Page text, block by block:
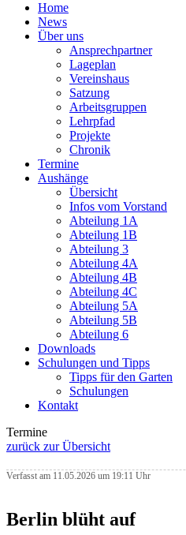
Home
News
Über uns
Ansprechpartner
Lageplan
Vereinshaus
Satzung
Arbeitsgruppen
Lehrpfad
Projekte
Chronik
Termine
Aushänge
Übersicht
Infos vom Vorstand
Abteilung 1A
Abteilung 1B
Abteilung 3
Abteilung 4A
Abteilung 4B
Abteilung 4C
Abteilung 5A
Abteilung 5B
Abteilung 6
Downloads
Schulungen und Tipps
Tipps für den Garten
Schulungen
Kontakt
Termine
zurück zur Übersicht
Verfasst am 11.05.2026 um 19:11 Uhr
Berlin blüht auf